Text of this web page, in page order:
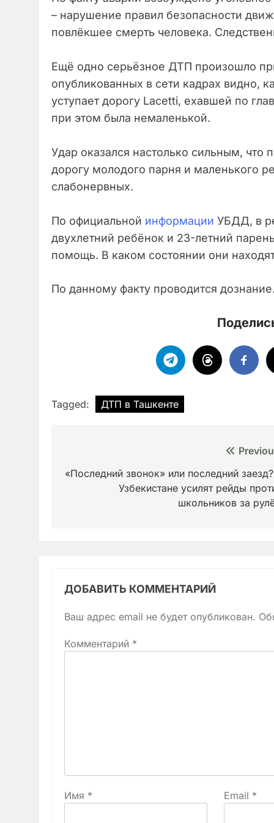
– нарушение правил безопасности
повлёкшее смерть человека.
Ещё одно серьёзное ДТП произошло
опубликованных в сети кадрах видно,
уступает дорогу Lacetti, ехавшей по
при этом была немаленькой.
Удар оказался настолько сильным, что
дорогу молодого парня и маленького
слабонервных.
По официальной информации УБДД, в
двухлетний ребёнок и 23-летний
помощь. В каком состоянии они
По данному факту проводится
Tagged: ДТП в Ташкенте
по
записям
«Последний звонок» или последний
Узбекистане усилят рейды
школьников за
ДОБАВИТЬ КОММЕНТАРИЙ
Ваш адрес email не будет опубликован.
Комментарий *
Имя * Email *